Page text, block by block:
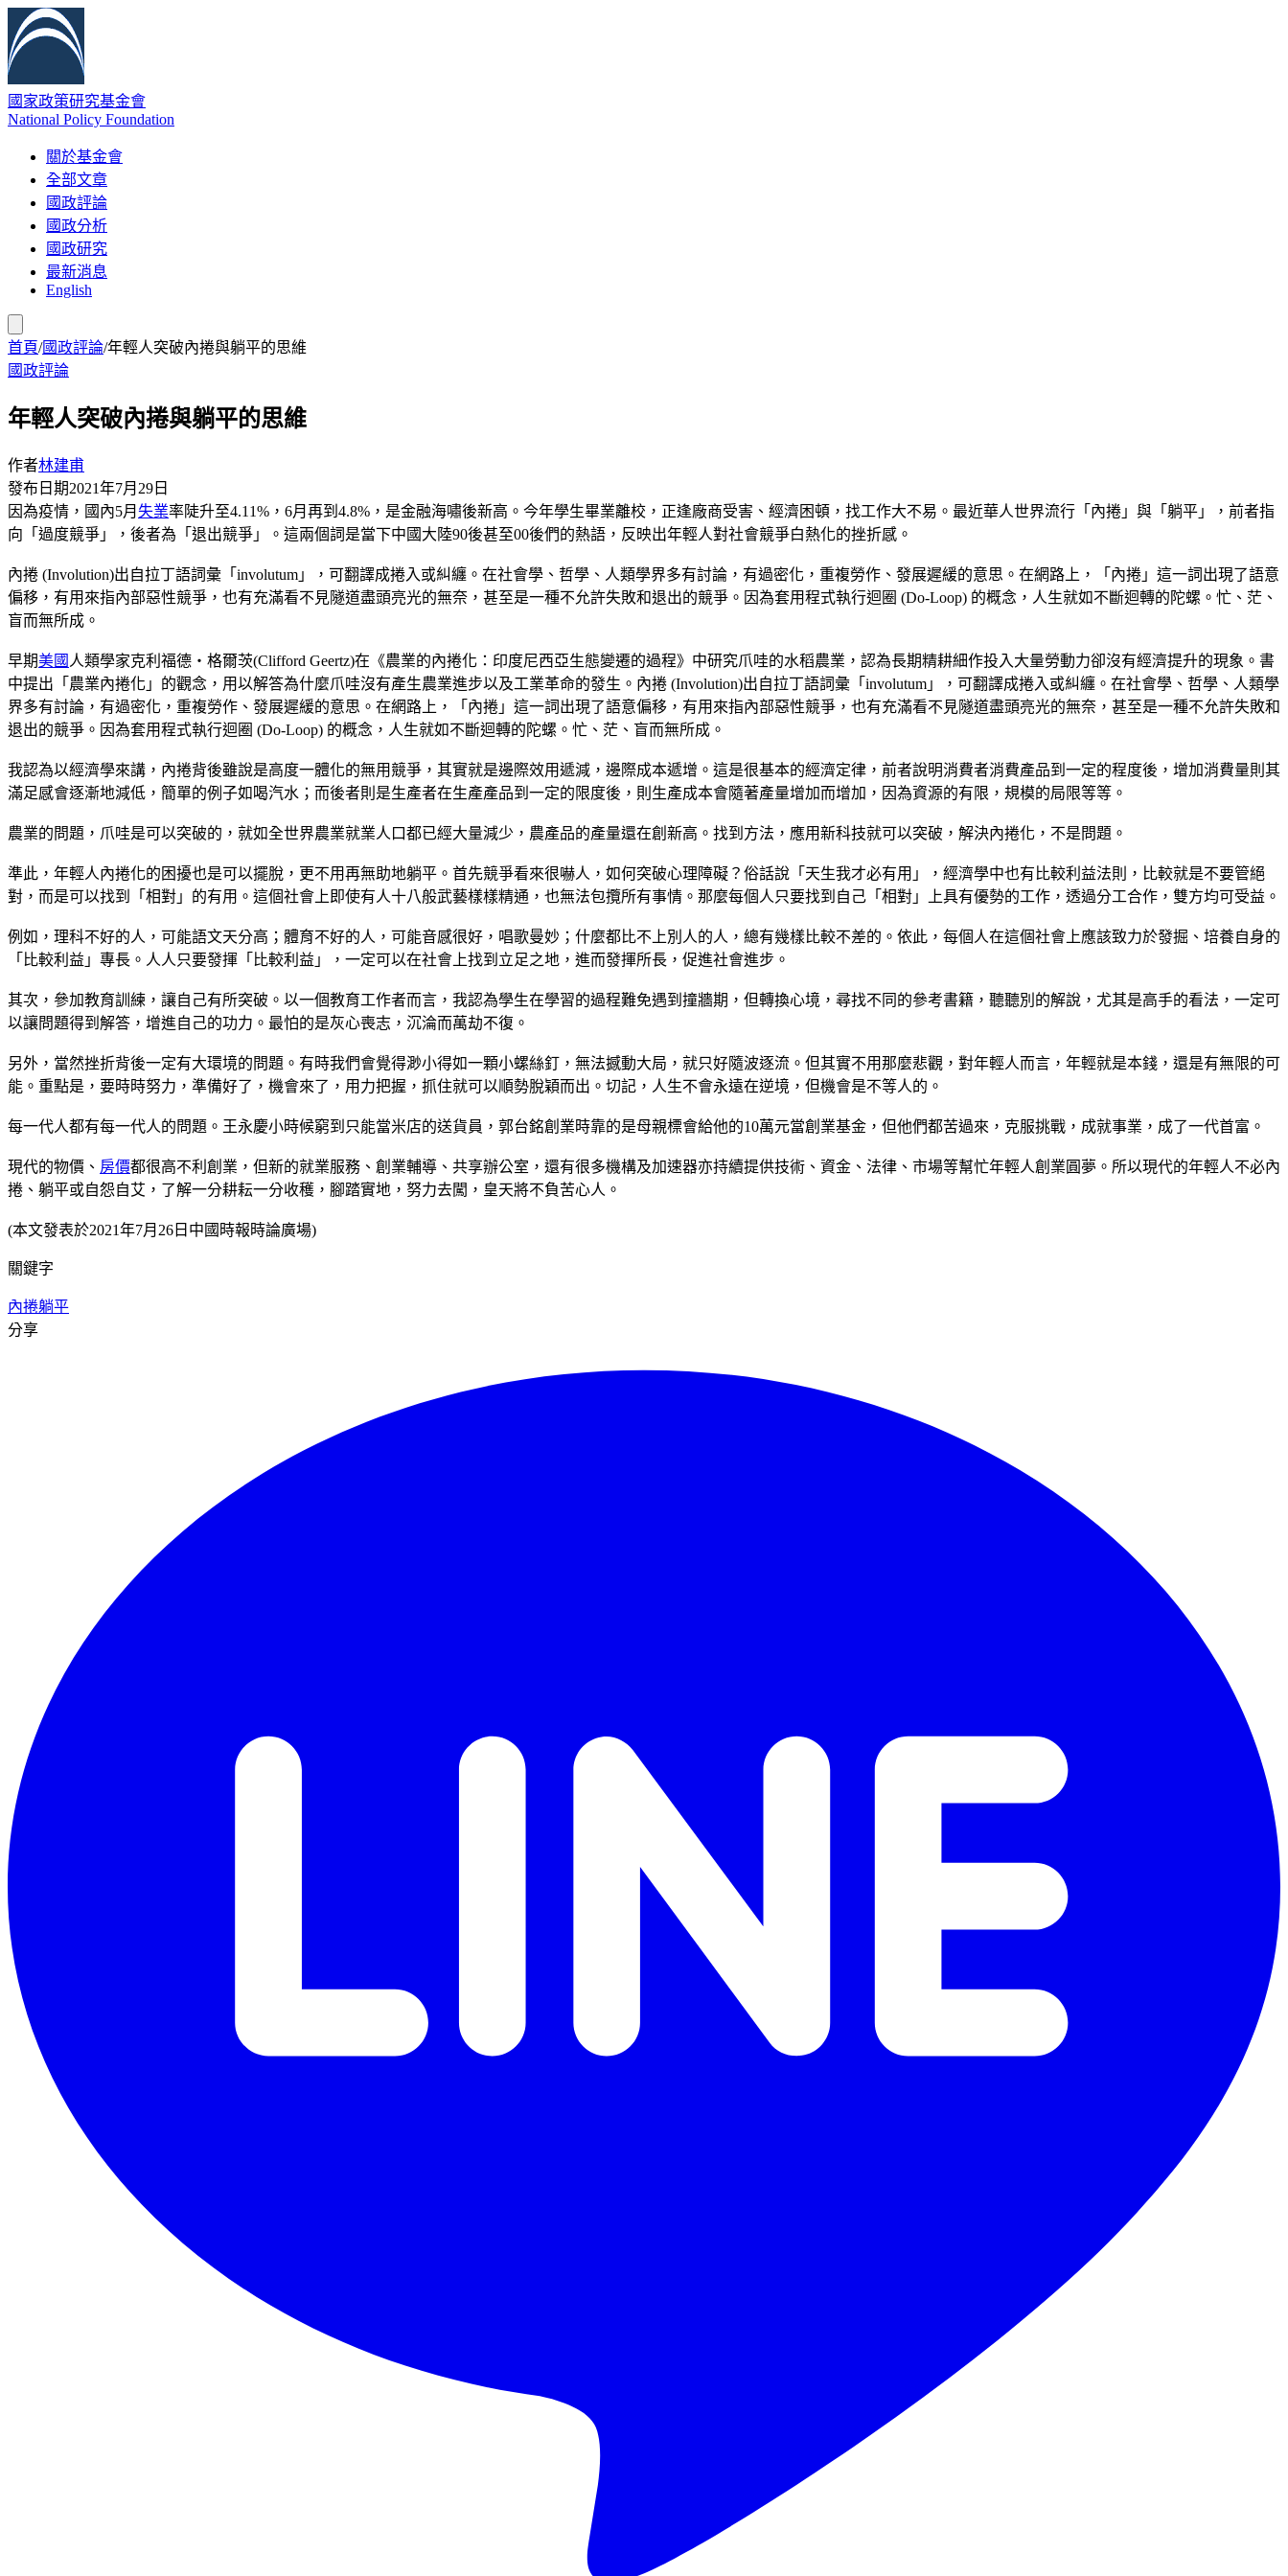
國家政策研究基金會
National Policy Foundation
關於基金會
全部文章
國政評論
國政分析
國政研究
最新消息
English
首頁/國政評論/年輕人突破內捲與躺平的思維
國政評論
年輕人突破內捲與躺平的思維
作者林建甫
發布日期2021年7月29日
因為疫情，國內5月 失業率陡升至4.11%，6月再到4.8%，是金融海嘯後新高。今年學生畢業離校，正逢廠商受害、經濟困頓，找工作大不易。最近華人世界流行「內捲」與「躺平」，前者指
向「過度競爭」，後者為「退出競爭」。這兩個詞是當下中國大陸90後甚至00後們的熱語，反映出年輕人對社會競爭白熱化的挫折感。
內捲 (Involution)出自拉丁語詞彙「involutum」，可翻譯成捲入或糾纏。在社會學、哲學、人類學界多有討論，有過密化，重複勞作、發展遲緩的意思。在網路上，「內捲」這一詞出現了語意
偏移，有用來指內部惡性競爭，也有充滿看不見隧道盡頭亮光的無奈，甚至是一種不允許失敗和退出的競爭。因為套用程式執行迴圈 (Do-Loop) 的概念，人生就如不斷迴轉的陀螺。忙、茫、
盲而無所成。
早期美國 人類學家克利福德‧格爾茨(Clifford Geertz)在《農業的內捲化：印度尼西亞生態變遷的過程》中研究爪哇的水稻農業，認為長期精耕細作投入大量勞動力卻沒有經濟提升的現象。書
中提出「農業內捲化」的觀念，用以解答為什麼爪哇沒有產生農業進步以及工業革命的發生。內捲 (Involution)出自拉丁語詞彙「involutum」，可翻譯成捲入或糾纏。在社會學、哲學、人類學
界多有討論，有過密化，重複勞作、發展遲緩的意思。在網路上，「內捲」這一詞出現了語意偏移，有用來指內部惡性競爭，也有充滿看不見隧道盡頭亮光的無奈，甚至是一種不允許失敗和
退出的競爭。因為套用程式執行迴圈 (Do-Loop) 的概念，人生就如不斷迴轉的陀螺。忙、茫、盲而無所成。
我認為以經濟學來講，內捲背後雖說是高度一體化的無用競爭，其實就是邊際效用遞減，邊際成本遞增。這是很基本的經濟定律，前者說明消費者消費產品到一定的程度後，增加消費量則其
滿足感會逐漸地減低，簡單的例子如喝汽水；而後者則是生產者在生產產品到一定的限度後，則生產成本會隨著產量增加而增加，因為資源的有限，規模的局限等等。
農業的問題，爪哇是可以突破的，就如全世界農業就業人口都已經大量減少，農產品的產量還在創新高。找到方法，應用新科技就可以突破，解決內捲化，不是問題。
準此，年輕人內捲化的困擾也是可以擺脫，更不用再無助地躺平。首先競爭看來很嚇人，如何突破心理障礙？俗話說「天生我才必有用」，經濟學中也有比較利益法則，比較就是不要管絕
對，而是可以找到「相對」的有用。這個社會上即使有人十八般武藝樣樣精通，也無法包攬所有事情。那麼每個人只要找到自己「相對」上具有優勢的工作，透過分工合作，雙方均可受益。
例如，理科不好的人，可能語文天分高；體育不好的人，可能音感很好，唱歌曼妙；什麼都比不上別人的人，總有幾樣比較不差的。依此，每個人在這個社會上應該致力於發掘、培養自身的
「比較利益」專長。人人只要發揮「比較利益」，一定可以在社會上找到立足之地，進而發揮所長，促進社會進步。
其次，參加教育訓練，讓自己有所突破。以一個教育工作者而言，我認為學生在學習的過程難免遇到撞牆期，但轉換心境，尋找不同的參考書籍，聽聽別的解說，尤其是高手的看法，一定可
以讓問題得到解答，增進自己的功力。最怕的是灰心喪志，沉淪而萬劫不復。
另外，當然挫折背後一定有大環境的問題。有時我們會覺得渺小得如一顆小螺絲釘，無法撼動大局，就只好隨波逐流。但其實不用那麼悲觀，對年輕人而言，年輕就是本錢，還是有無限的可
能。重點是，要時時努力，準備好了，機會來了，用力把握，抓住就可以順勢脫穎而出。切記，人生不會永遠在逆境，但機會是不等人的。
每一代人都有每一代人的問題。王永慶小時候窮到只能當米店的送貨員，郭台銘創業時靠的是母親標會給他的10萬元當創業基金，但他們都苦過來，克服挑戰，成就事業，成了一代首富。
現代的物價、 房價都很高不利創業，但新的就業服務、創業輔導、共享辦公室，還有很多機構及加速器亦持續提供技術、資金、法律、市場等幫忙年輕人創業圓夢。所以現代的年輕人不必內
捲、躺平或自怨自艾，了解一分耕耘一分收穫，腳踏實地，努力去闖，皇天將不負苦心人。
(本文發表於2021年7月26日中國時報時論廣場)
關鍵字
內捲躺平
分享